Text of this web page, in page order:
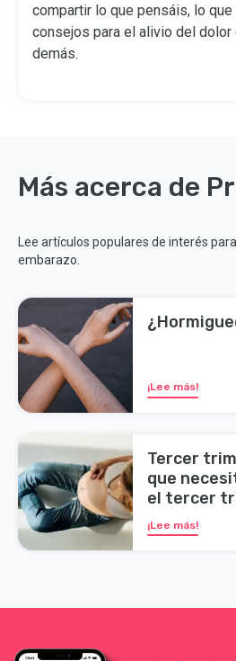
compartir lo que pensáis, lo
consejos para el alivio del
demás.
Más acerca de
Lee artículos populares de interés
embarazo.
¡Lee más!
Tercer
que
el tercer
¡Lee más!